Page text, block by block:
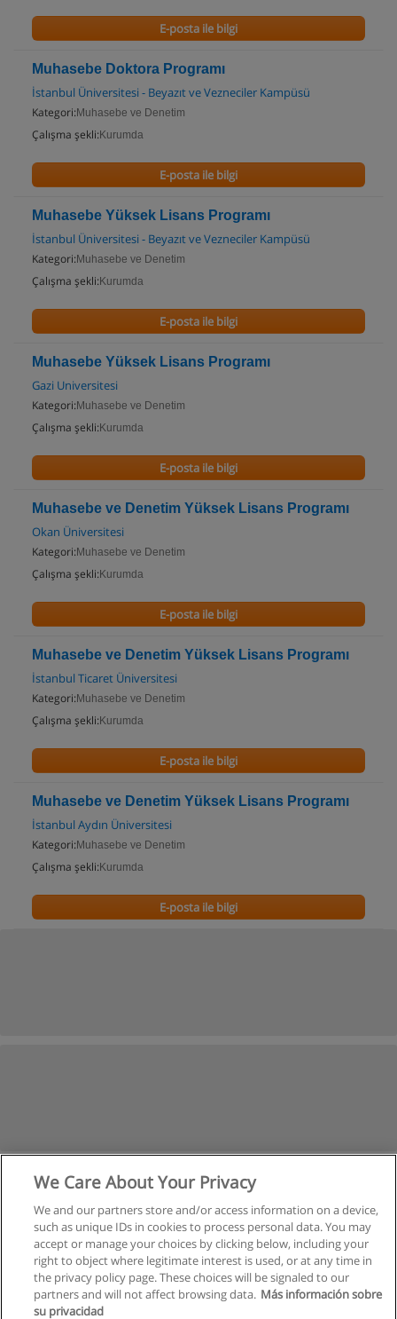
E-posta ile bilgi
Muhasebe Doktora Programı
İstanbul Üniversitesi - Beyazıt ve Vezneciler Kampüsü
Kategori: Muhasebe ve Denetim
Çalışma şekli: Kurumda
E-posta ile bilgi
Muhasebe Yüksek Lisans Programı
İstanbul Üniversitesi - Beyazıt ve Vezneciler Kampüsü
Kategori: Muhasebe ve Denetim
Çalışma şekli: Kurumda
E-posta ile bilgi
Muhasebe Yüksek Lisans Programı
Gazi Universitesi
Kategori: Muhasebe ve Denetim
Çalışma şekli: Kurumda
E-posta ile bilgi
Muhasebe ve Denetim Yüksek Lisans Programı
Okan Üniversitesi
Kategori: Muhasebe ve Denetim
Çalışma şekli: Kurumda
E-posta ile bilgi
Muhasebe ve Denetim Yüksek Lisans Programı
İstanbul Ticaret Üniversitesi
Kategori: Muhasebe ve Denetim
Çalışma şekli: Kurumda
E-posta ile bilgi
Muhasebe ve Denetim Yüksek Lisans Programı
İstanbul Aydın Üniversitesi
Kategori: Muhasebe ve Denetim
Çalışma şekli: Kurumda
E-posta ile bilgi
We Care About Your Privacy
We and our partners store and/or access information on a device,
such as unique IDs in cookies to process personal data. You may
accept or manage your choices by clicking below, including your
right to object where legitimate interest is used, or at any time in
the privacy policy page. These choices will be signaled to our
partners and will not affect browsing data. Más información sobre
su privacidad